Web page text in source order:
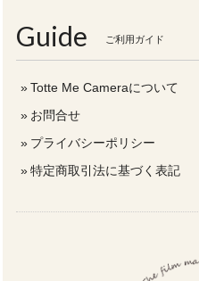
Guide ご利用ガイド
Totte Me Cameraについて
お問合せ
プライバシーポリシー
特定商取引法に基づく表記